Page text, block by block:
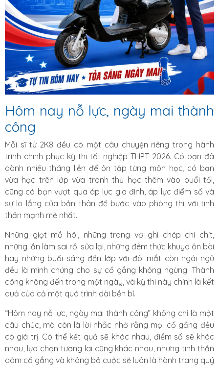
Hôm nay nỗ lực, ngày mai thành
công
Mỗi sĩ tử 2K8 đều có một câu chuyện riêng trong hành
trình chinh phục kỳ thi tốt nghiệp THPT 2026. Có bạn đã
dành nhiều tháng liền để ôn tập từng môn học, có bạn
vừa học trên lớp vừa tranh thủ học thêm vào buổi tối,
cũng có bạn vượt qua áp lực gia đình, áp lực điểm số và
sự lo lắng của bản thân để bước vào phòng thi với tinh
thần mạnh mẽ nhất.
Những giọt mồ hôi, những trang vở ghi chép chi chít,
những lần làm sai rồi sửa lại, những đêm thức khuya ôn bài
hay những buổi sáng đến lớp với đôi mắt còn ngái ngủ
đều là minh chứng cho sự cố gắng không ngừng. Thành
công không đến trong một ngày, và kỳ thi này chính là kết
quả của cả một quá trình dài bền bỉ.
“Hôm nay nỗ lực, ngày mai thành công” không chỉ là một
câu chúc, mà còn là lời nhắc nhở rằng mọi cố gắng đều
có giá trị. Có thể kết quả sẽ khác nhau, điểm số sẽ khác
nhau, lựa chọn tương lai cũng khác nhau, nhưng tinh thần
dám cố gắng và không bỏ cuộc sẽ luôn là hành trang quý